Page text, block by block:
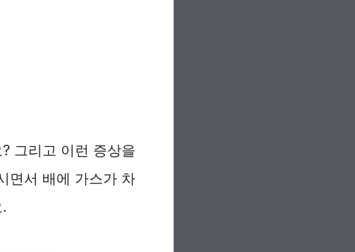
그리고 이런 증상을
면서 배에 가스가 차